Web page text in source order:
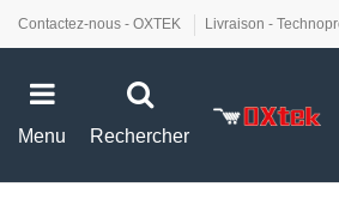
Contactez-nous - OXTEK Livraison -
Menu Rechercher